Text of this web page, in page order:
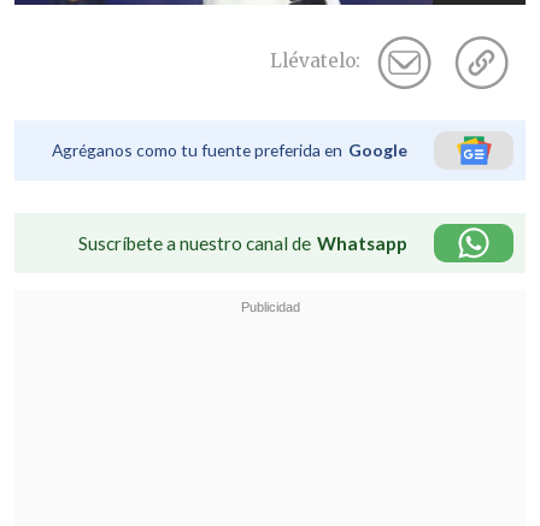
Llévatelo:
Agréganos como tu fuente preferida en Google
Suscríbete a nuestro canal de Whatsapp